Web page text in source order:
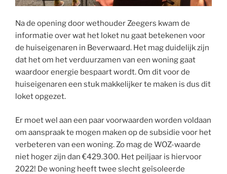
Na de opening door wethouder Zeegers kwam de
informatie over wat het loket nu gaat betekenen voor
de huiseigenaren in Beverwaard. Het mag duidelijk zijn
dat het om het verduurzamen van een woning gaat
waardoor energie bespaart wordt. Om dit voor de
huiseigenaren een stuk makkelijker te maken is dus dit
loket opgezet.
Er moet wel aan een paar voorwaarden worden voldaan
om aanspraak te mogen maken op de subsidie voor het
verbeteren van een woning. Zo mag de WOZ-waarde
niet hoger zijn dan €429.300. Het peiljaar is hiervoor
2022! De woning heeft twee slecht geïsoleerde